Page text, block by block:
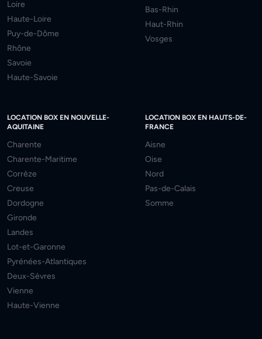
Loire
Haute-Loire
Puy-de-Dôme
Rhône
Savoie
Haute-Savoie
Bas-Rhin
Haut-Rhin
Vosges
LOCATION BOX EN NOUVELLE-
AQUITAINE
Charente
Charente-Maritime
Corrèze
Creuse
Dordogne
Gironde
Landes
Lot-et-Garonne
Pyrénées-Atlantiques
Deux-Sèvres
Vienne
Haute-Vienne
LOCATION BOX EN HAUTS-DE-
FRANCE
Aisne
Oise
Nord
Pas-de-Calais
Somme